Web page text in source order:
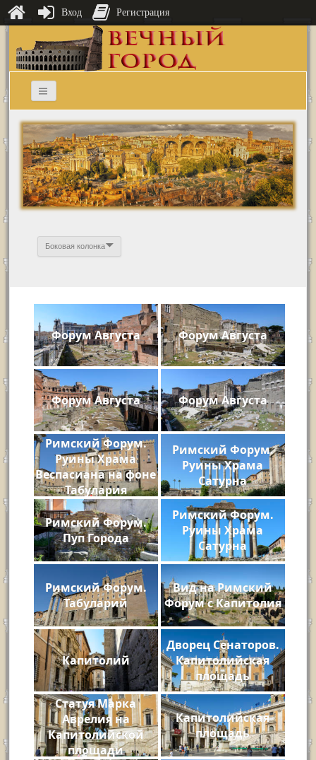
Боковая колонка
Форум Августа Форум Августа
Форум Августа Форум Августа
Римский Форум.
Руины Храма
Веспасиана на фоне
Табулария
Римский Форум.
Руины Храма
Сатурна
Римский Форум.
Пуп Города
Римский Форум.
Руины Храма
Сатурна
Римский Форум.
Табуларий
Вид на Римский
Форум с Капитолия
Капитолий
Дворец Сенаторов.
Капитолийская
площадь
Статуя Марка
Аврелия на
Капитолийской
площади
Капитолийская
площадь
Вход Регистрация